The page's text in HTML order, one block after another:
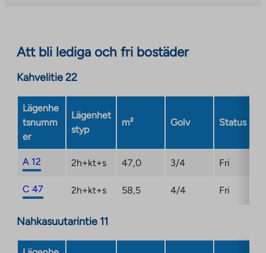
site.
Link
new
external
Link
opens
in
a
tab
Att bli lediga och fri bostäder
Kahvelitie 22
Lägenhe
tsnumm
er
Lägenhet
styp
m² Golv Status
A 12 2h+kt+s 47,0 3/4 Fri
C 47 2h+kt+s 58,5 4/4 Fri
Nahkasuutarintie 11